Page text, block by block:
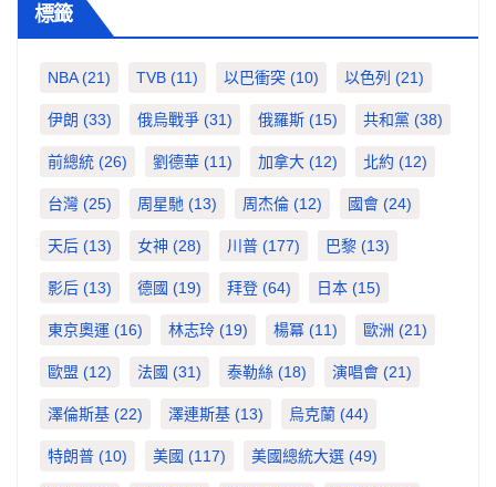
標籤
NBA(21) TVB (11) 以巴衝突 (10) 以色列 (21)
伊朗 (33) 俄烏戰爭 (31) 俄羅斯 (15) 共和黨 (38)
前總統 (26) 劉德華 (11) 加拿大 (12) 北約 (12)
台灣 (25) 周星馳 (13) 周杰倫 (12) 國會 (24)
天后 (13) 女神 (28) 川普 (177) 巴黎 (13)
影后 (13) 德國 (19) 拜登 (64) 日本 (15)
東京奧運 (16) 林志玲 (19) 楊冪 (11) 歐洲 (21)
歐盟 (12) 法國 (31) 泰勒絲 (18) 演唱會 (21)
澤倫斯基 (22) 澤連斯基 (13) 烏克蘭 (44)
特朗普 (10) 美國 (117) 美國總統大選 (49)